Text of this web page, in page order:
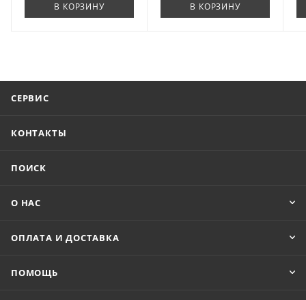
В КОРЗИНУ В КОРЗИНУ
СЕРВИС
КОНТАКТЫ
ПОИСК
О НАС
ОПЛАТА И ДОСТАВКА
ПОМОЩЬ